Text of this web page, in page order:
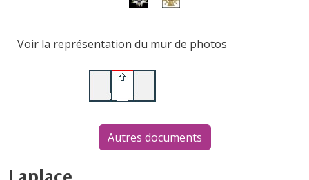
Voir la représentation du mur de photos
Autres documents